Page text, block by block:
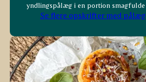
yndlingspålæg i en portion smagfulde
Se flere opskrifter med pålæg